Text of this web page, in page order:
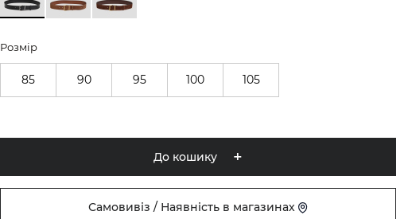
Розмір
85 90 95 100 105
До кошику
Самовивіз / Наявність в магазинах